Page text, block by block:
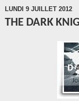
LUNDI 9 JUILLET 2012
THE DARK